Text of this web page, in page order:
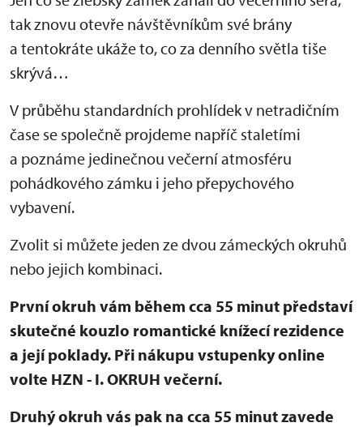
tak znovu otevře návštěvníkům své brány
a tentokráte ukáže to, co za denního světla tiše
skrývá…
V průběhu standardních prohlídek v netradičním
čase se společně projdeme napříč staletími
a poznáme jedinečnou večerní atmosféru
pohádkového zámku i jeho přepychového
vybavení.
Zvolit si můžete jeden ze dvou zámeckých okruhů
nebo jejich kombinaci.
První okruh vám během cca 55 minut představí
skutečné kouzlo romantické knížecí rezidence
a její poklady. Při nákupu vstupenky online
volte HZN - I. OKRUH večerní.
Druhý okruh vás pak na cca 55 minut zavede